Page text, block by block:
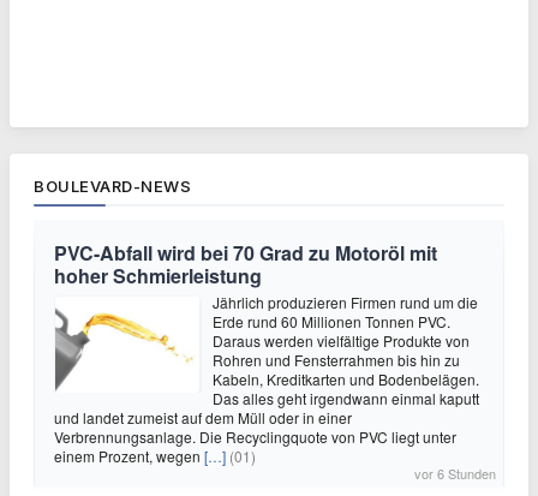
BOULEVARD-NEWS
PVC-Abfall wird bei 70 Grad zu Motoröl mit
hoher Schmierleistung
Jährlich produzieren Firmen rund um die
Erde rund 60 Millionen Tonnen PVC.
Daraus werden vielfältige Produkte von
Rohren und Fensterrahmen bis hin zu
Kabeln, Kreditkarten und Bodenbelägen.
Das alles geht irgendwann einmal kaputt
und landet zumeist auf dem Müll oder in einer
Verbrennungsanlage. Die Recyclingquote von PVC liegt unter
einem Prozent, wegen […] (01)
vor 6 Stunden